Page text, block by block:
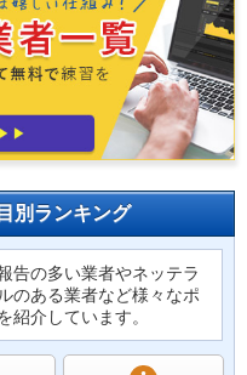
別ランキング
告の多い業者やネッテラ
のある業者など様々なポ
紹介しています。